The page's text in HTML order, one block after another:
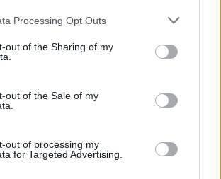
Processing Opt Outs
out of the Sharing of my
out of the Sale of my
out of processing my
for Targeted Advertising.
czy to możliwe
że w kategorii egzotyki nie tylko